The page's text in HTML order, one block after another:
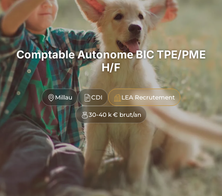
Comptable Autonome BIC TPE/PME
H/F
Millau CDI LEA Recrutement
30-40 k € brut/an